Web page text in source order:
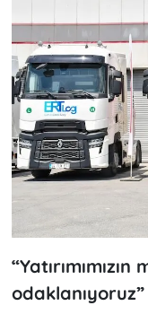
odaklanıyoruz”